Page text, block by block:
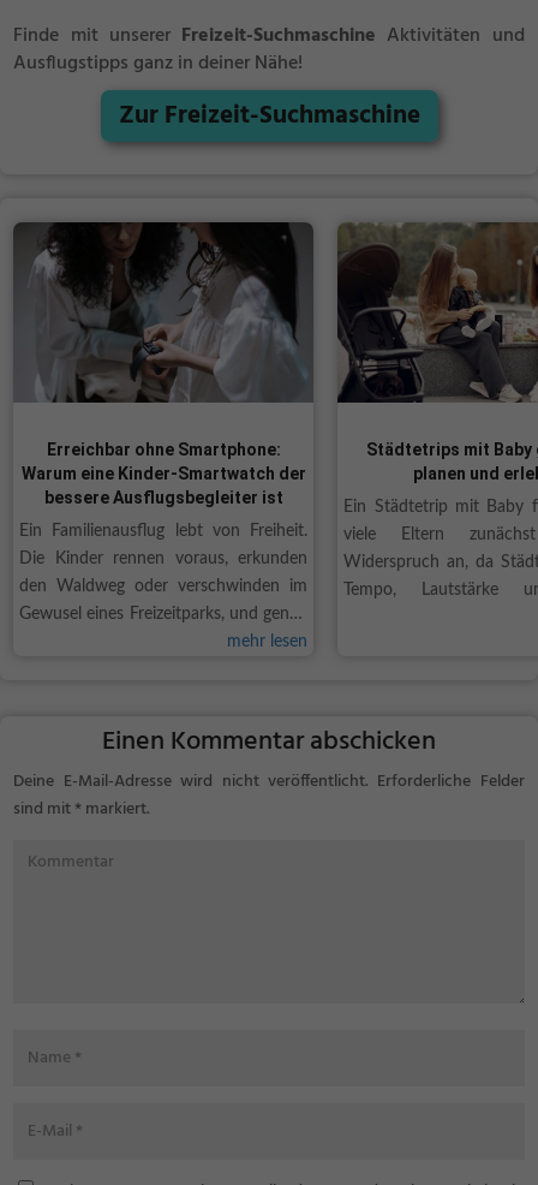
Finde mit unserer Freizeit-Suchmaschine Aktivitäten und
Ausflugstipps ganz in deiner Nähe!
Zur Freizeit-Suchmaschine
Erreichbar ohne Smartphone:
Warum eine Kinder-Smartwatch der
bessere Ausflugsbegleiter ist
Ein Familienausflug lebt von Freiheit.
Die Kinder rennen voraus, erkunden
den Waldweg oder verschwinden im
Gewusel eines Freizeitparks, und genau
so soll es auch sein. Trotzdem schwingt
mehr lesen
Städtetrips mit Baby
planen und
Ein Städtetrip mit Baby
viele Eltern
Widerspruch an, da
Tempo, Lautstärke
Einen Kommentar abschicken
Deine E-Mail-Adresse wird nicht veröffentlicht. Erforderliche Felder
sind mit* markiert.